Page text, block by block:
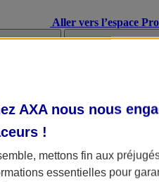
Aller vers l’espace
AXA nous nous
!
mettons fin aux
essentielles pour